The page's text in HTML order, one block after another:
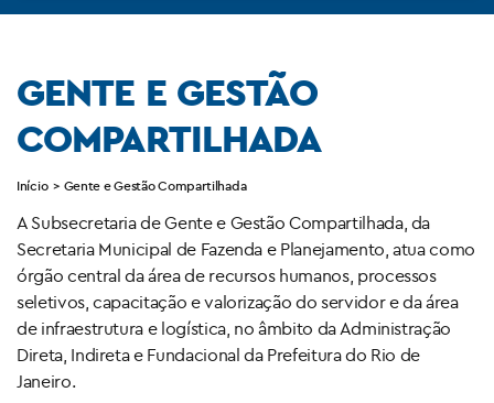
GENTE E GESTÃO
COMPARTILHADA
Início > Gente e Gestão Compartilhada
A Subsecretaria de Gente e Gestão Compartilhada, da
Secretaria Municipal de Fazenda e Planejamento, atua como
órgão central da área de recursos humanos, processos
seletivos, capacitação e valorização do servidor e da área
de infraestrutura e logística, no âmbito da Administração
Direta, Indireta e Fundacional da Prefeitura do Rio de
Janeiro.